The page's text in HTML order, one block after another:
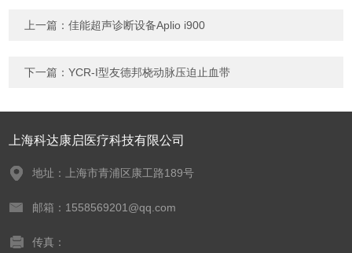
上一篇：佳能超声诊断设备Aplio i900
下一篇：YCR-I型友德邦桡动脉压迫止血带
上海科达康启医疗科技有限公司
地址：上海市青浦区康工路189号
邮箱：1558569201@qq.com
传真：